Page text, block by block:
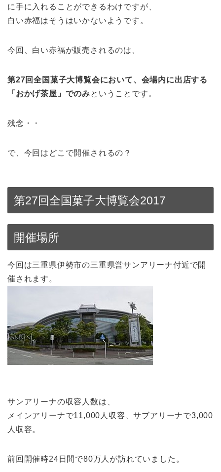
に手に入れることができるわけですが、
白い赤福はそうはいかないようです。
今回、白い赤福が販売されるのは、
第27回全国菓子大博覧会において、会場内に出店する
「おかげ茶屋」でのみということです。
残念・・
で、今回はどこで開催されるの？
第27回全国菓子大博覧会2017
開催場所
今回は三重県伊勢市の三重県営サンアリーナ付近で開
催されます。
サンアリーナの収容人数は、
メインアリーナで11,000人収容、サブアリーナで3,000
人収容。
前回開催時24日間で80万人が訪れていました。